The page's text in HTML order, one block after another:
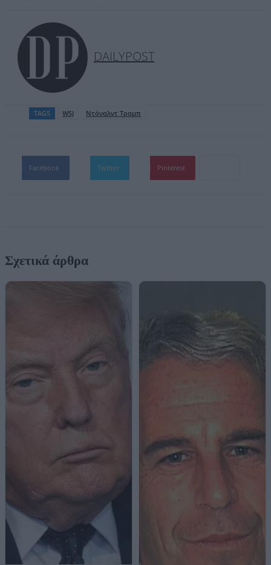
DAILYPOST
TAGS WSJ Ντόναλντ Τραμπ
Facebook Twitter Pinterest
Σχετικά άρθρα